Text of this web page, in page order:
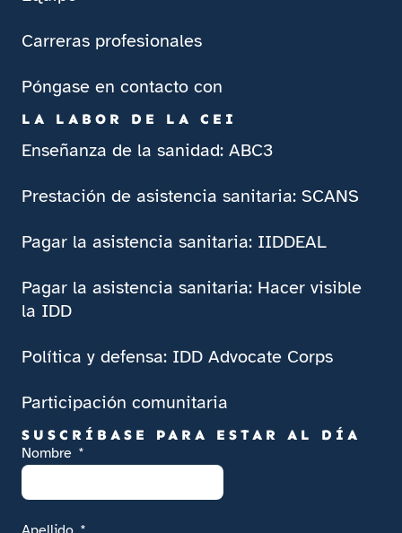
Carreras profesionales
Póngase en contacto con
LA LABOR DE LA CEI
Enseñanza de la sanidad: ABC3
Prestación de asistencia sanitaria: SCANS
Pagar la asistencia sanitaria: IIDDEAL
Pagar la asistencia sanitaria: Hacer visible
la IDD
Política y defensa: IDD Advocate Corps
Participación comunitaria
SUSCRÍBASE PARA ESTAR AL DÍA
Nombre